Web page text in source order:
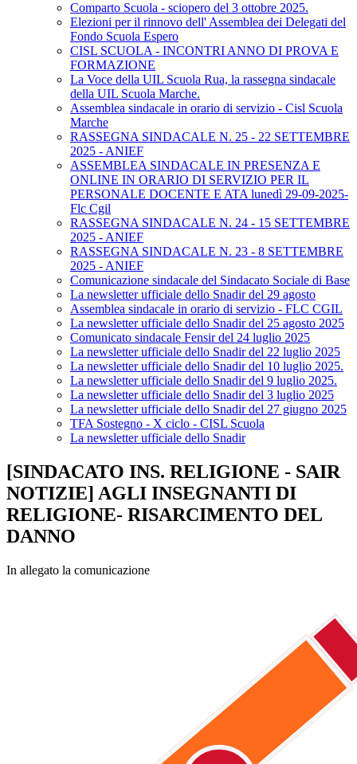
Comparto Scuola - sciopero del 3 ottobre 2025.
Elezioni per il rinnovo dell' Assemblea dei Delegati del
Fondo Scuola Espero
CISL SCUOLA - INCONTRI ANNO DI PROVA E
FORMAZIONE
La Voce della UIL Scuola Rua, la rassegna sindacale
della UIL Scuola Marche.
Assemblea sindacale in orario di servizio - Cisl Scuola
Marche
RASSEGNA SINDACALE N. 25 - 22 SETTEMBRE
2025 - ANIEF
ASSEMBLEA SINDACALE IN PRESENZA E
ONLINE IN ORARIO DI SERVIZIO PER IL
PERSONALE DOCENTE E ATA lunedì 29-09-2025-
Flc Cgil
RASSEGNA SINDACALE N. 24 - 15 SETTEMBRE
2025 - ANIEF
RASSEGNA SINDACALE N. 23 - 8 SETTEMBRE
2025 - ANIEF
Comunicazione sindacale del Sindacato Sociale di Base
La newsletter ufficiale dello Snadir del 29 agosto
Assemblea sindacale in orario di servizio - FLC CGIL
La newsletter ufficiale dello Snadir del 25 agosto 2025
Comunicato sindacale Fensir del 24 luglio 2025
La newsletter ufficiale dello Snadir del 22 luglio 2025
La newsletter ufficiale dello Snadir del 10 luglio 2025.
La newsletter ufficiale dello Snadir del 9 luglio 2025.
La newsletter ufficiale dello Snadir del 3 luglio 2025
La newsletter ufficiale dello Snadir del 27 giugno 2025
TFA Sostegno - X ciclo - CISL Scuola
La newsletter ufficiale dello Snadir
[SINDACATO INS. RELIGIONE - SAIR
NOTIZIE] AGLI INSEGNANTI DI
RELIGIONE- RISARCIMENTO DEL
DANNO
In allegato la comunicazione